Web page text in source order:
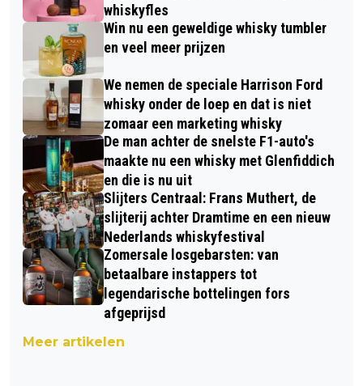
whiskyfles
Win nu een geweldige whisky tumbler
en veel meer prijzen
We nemen de speciale Harrison Ford
whisky onder de loep en dat is niet
zomaar een marketing whisky
De man achter de snelste F1-auto's
maakte nu een whisky met Glenfiddich
en die is nu uit
Slijters Centraal: Frans Muthert, de
slijterij achter Dramtime en een nieuw
Nederlands whiskyfestival
Zomersale losgebarsten: van
betaalbare instappers tot
legendarische bottelingen fors
afgeprijsd
Meer artikelen